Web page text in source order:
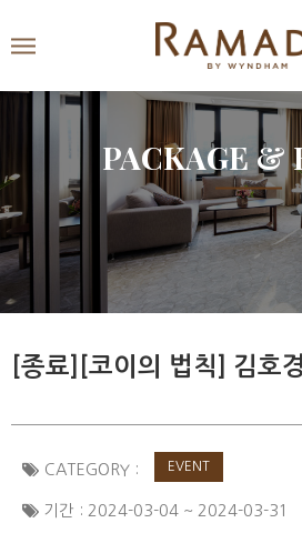
PACKAGE &
[종료][코이의 법칙] 김호
CATEGORY : EVENT
기간 : 2024-03-04 ~ 2024-03-31